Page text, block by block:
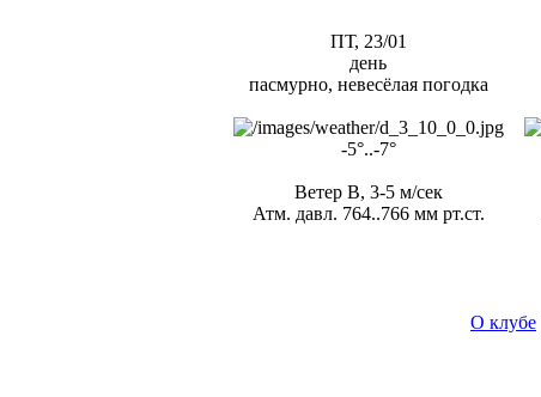
ПТ, 23/01
день
пасмурно, невесёлая погодка
-5°..-7°
Ветер В, 3-5 м/сек
Атм. давл. 764..766 мм рт.ст.
О клубе